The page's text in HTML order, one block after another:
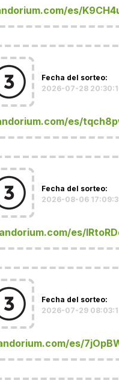
es/
Fecha del sorteo:
2026-07-28
es/
Fecha del sorteo:
2026-08-06
es/
Fecha del sorteo:
2026-07-29
es/